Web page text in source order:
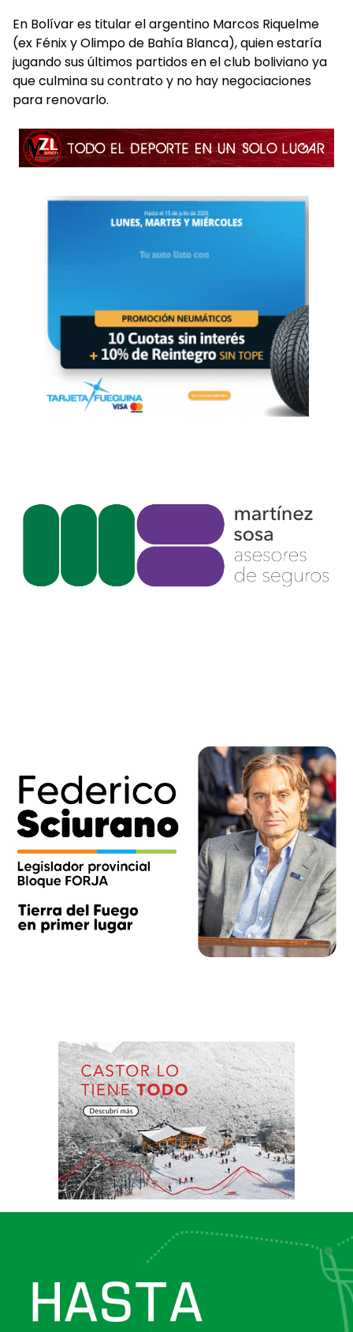
En Bolívar es titular el argentino Marcos Riquelme
(ex Fénix y Olimpo de Bahía Blanca), quien estaría
jugando sus últimos partidos en el club boliviano ya
que culmina su contrato y no hay negociaciones
para renovarlo.